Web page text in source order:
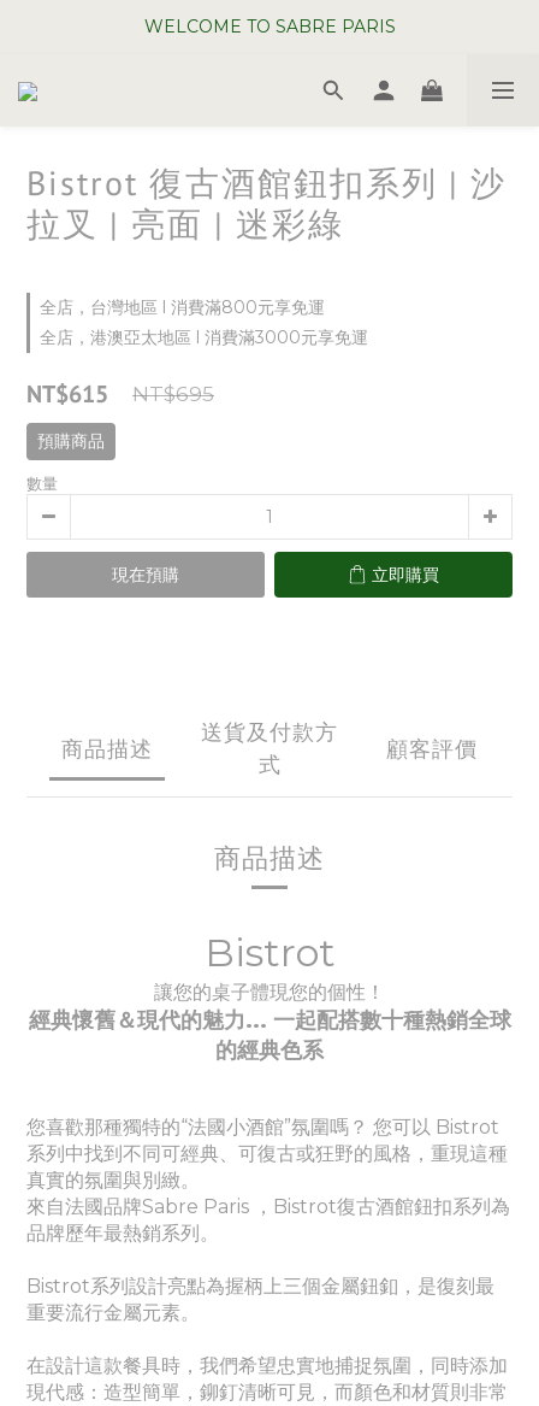
WELCOME TO SABRE PARIS
WELCOME TO SABRE PARIS
夏日年中慶全館 88 折
Bistrot 復古酒館鈕扣系列 | 沙
拉叉 | 亮面 | 迷彩綠
全店，台灣地區 l 消費滿800元享免運
全店，港澳亞太地區 l 消費滿3000元享免運
NT$615 NT$695
預購商品
數量
現在預購 立即購買
商品描述
送貨及付款方
式
顧客評價
商品描述
Bistrot
讓您的桌子體現您的個性！
經典懷舊＆現代的魅力... 一起配搭數十種熱銷全球
的經典色系
您喜歡那種獨特的“法國小酒館”氛圍嗎？ 您可以 Bistrot
系列中找到不同可經典、 可復古或狂野的風格，重現這種
真實的氛圍與別緻。
來自法國品牌Sabre Paris ，Bistrot復古酒館鈕扣系列為
品牌歷年最熱銷系列。
Bistrot系列設計亮點為握柄上三個金屬鈕釦，是復刻最
重要流行金屬元素。
在設計這款餐具時，我們希望忠實地捕捉氛圍，同時添加
現代感：造型簡單，鉚釘清晰可見，而顏色和材質則非常